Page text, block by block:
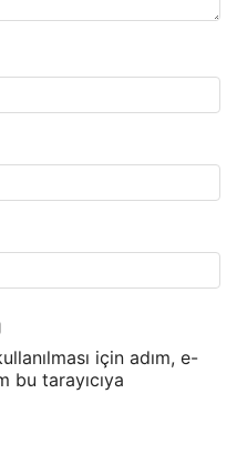
için adım, e-
bu tarayıcıya